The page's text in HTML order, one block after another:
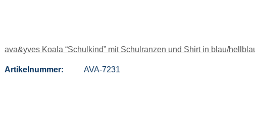
ava&yves Koala “Schulkind” mit Schulranzen und Shirt in blau/
Artikelnummer: AVA-7231